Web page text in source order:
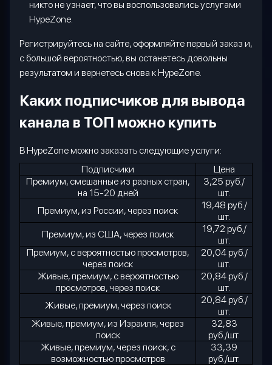
никто не узнает, что вы воспользовались услугами
HypeZone.
Регистрируйтесь на сайте, оформляйте первый заказ и,
с большой вероятностью, вы останетесь довольны
результатом и вернетесь снова кHypeZone.
Каких подписчиков для вывода
канала в ТОП можно купить
ВHypeZoneможно заказать следующие услуги:
Подписчики
Цена
Премиум, смешанные из разных стран,
на 15-20 дней
3,25 руб./
шт.
Премиум, из России, через поиск
19,48 руб./
шт.
Премиум, из США, через поиск
19,72 руб./
шт.
Премиум, с вероятностью просмотров,
через поиск
20,04 руб./
шт.
Живые, премиум, с вероятностью
просмотров, через поиск
20,84 руб./
шт.
Живые, премиум, через поиск
20,84 руб./
шт.
Живые, премиум, из Израиля, через
поиск
32,83
руб./шт.
Живые, премиум, через поиск, с
возможностью просмотров
33,39
руб./шт.